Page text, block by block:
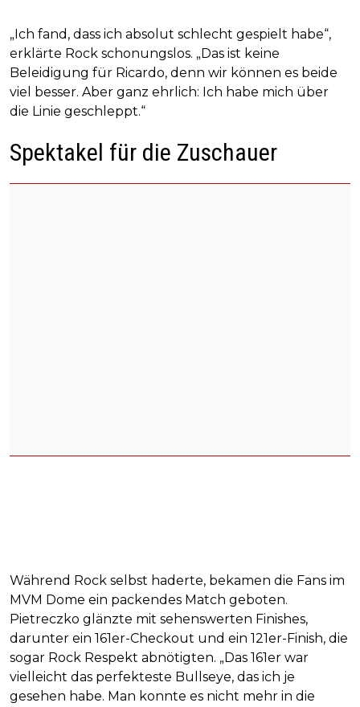
„Ich fand, dass ich absolut schlecht gespielt habe“,
erklärte Rock schonungslos. „Das ist keine
Beleidigung für Ricardo, denn wir können es beide
viel besser. Aber ganz ehrlich: Ich habe mich über
die Linie geschleppt.“
Spektakel für die Zuschauer
Während Rock selbst haderte, bekamen die Fans im
MVM Dome ein packendes Match geboten.
Pietreczko glänzte mit sehenswerten Finishes,
darunter ein 161er-Checkout und ein 121er-Finish, die
sogar Rock Respekt abnötigten. „Das 161er war
vielleicht das perfekteste Bullseye, das ich je
gesehen habe. Man konnte es nicht mehr in die